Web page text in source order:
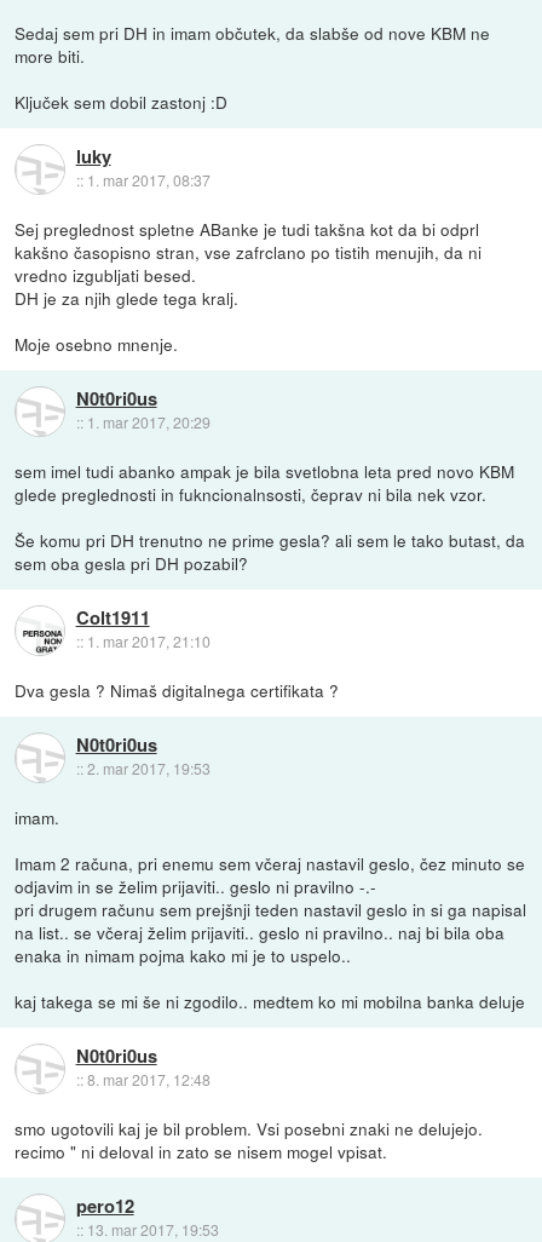
Sedaj sem pri DH in imam občutek, da slabše od nove KBM ne
more biti.
Ključek sem dobil zastonj :D
luky
:: 1. mar 2017, 08:37
Sej preglednost spletne ABanke je tudi takšna kot da bi odprl
kakšno časopisno stran, vse zafrclano po tistih menujih, da ni
vredno izgubljati besed.
DH je za njih glede tega kralj.
Moje osebno mnenje.
N0t0ri0us
:: 1. mar 2017, 20:29
sem imel tudi abanko ampak je bila svetlobna leta pred novo KBM
glede preglednosti in fukncionalnsosti, čeprav ni bila nek vzor.
Še komu pri DH trenutno ne prime gesla? ali sem le tako butast, da
sem oba gesla pri DH pozabil?
Colt1911
:: 1. mar 2017, 21:10
Dva gesla ? Nimaš digitalnega certifikata ?
N0t0ri0us
::2. mar 2017, 19:53
imam.
Imam 2 računa, pri enemu sem včeraj nastavil geslo, čez minuto se
odjavim in se želim prijaviti.. geslo ni pravilno -.-
pri drugem računu sem prejšnji teden nastavil geslo in si ga napisal
na list.. se včeraj želim prijaviti.. geslo ni pravilno.. naj bi bila oba
enaka in nimam pojma kako mi je to uspelo..
kaj takega se mi še ni zgodilo.. medtem ko mi mobilna banka deluje
N0t0ri0us
::8. mar 2017, 12:48
smo ugotovili kaj je bil problem. Vsi posebni znaki ne delujejo.
recimo " ni deloval in zato se nisem mogel vpisat.
pero12
:: 13. mar 2017, 19:53